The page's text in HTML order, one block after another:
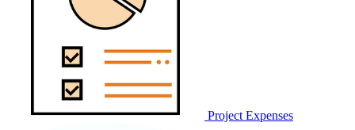
Project Expenses